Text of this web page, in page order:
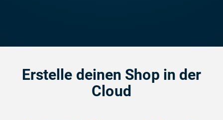
Erstelle deinen Shop in der
Cloud